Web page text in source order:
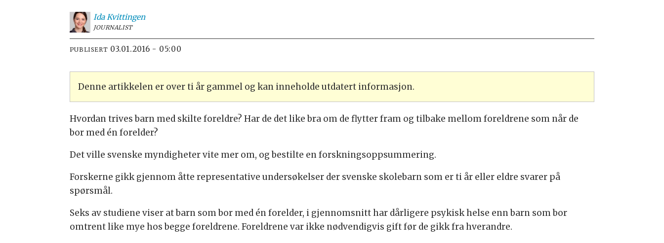
Ida Kvittingen
JOURNALIST
PUBLISERT 03.01.2016 - 05:00
Denne artikkelen er over ti år gammel og kan inneholde utdatert informasjon.
Hvordan trives barn med skilte foreldre? Har de det like bra om de flytter fram og tilbake mellom foreldrene som når de
bor med én forelder?
Det ville svenske myndigheter vite mer om, og bestilte en forskningsoppsummering.
Forskerne gikk gjennom åtte representative undersøkelser der svenske skolebarn som er ti år eller eldre svarer på
spørsmål.
Seks av studiene viser at barn som bor med én forelder, i gjennomsnitt har dårligere psykisk helse enn barn som bor
omtrent like mye hos begge foreldrene. Foreldrene var ikke nødvendigvis gift før de gikk fra hverandre.